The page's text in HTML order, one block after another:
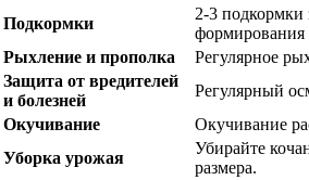
Подкормки
2-3 подкормки
формирования
Рыхление и прополка
Регулярное
Защита от вредителей
и болезней
Регулярный
Окучивание
Окучивание
Уборка урожая
Убирайте
размера.